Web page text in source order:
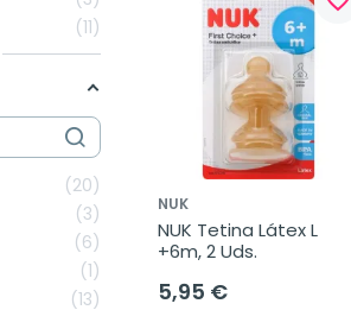
11
20
3
6
1
13
NUK
NUK Tetina Látex L
+6m, 2 Uds.
5,95 €